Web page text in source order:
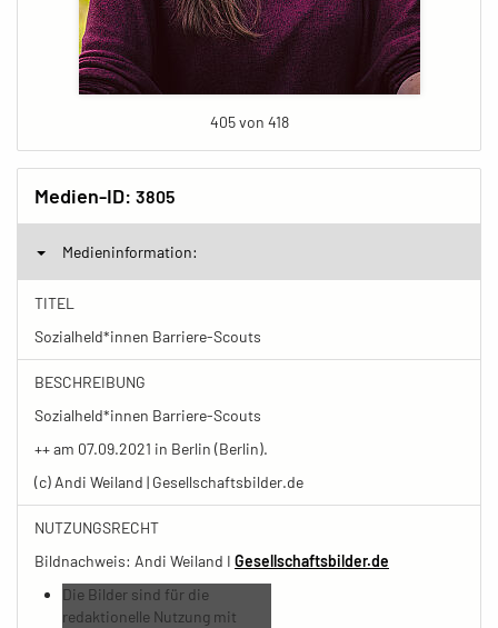
405 von 418
Medien-ID: 3805
Medieninformation:
TITEL
Sozialheld*innen Barriere-Scouts
BESCHREIBUNG
Sozialheld*innen Barriere-Scouts
++ am 07.09.2021 in Berlin (Berlin).
(c) Andi Weiland | Gesellschaftsbilder.de
NUTZUNGSRECHT
Bildnachweis: Andi Weiland I Gesellschaftsbilder.de
Die Bilder sind für die
redaktionelle Nutzung mit